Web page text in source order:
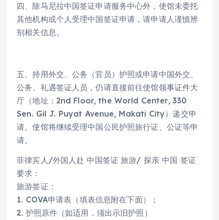
四、除马尼拉中国签证申请服务中心外，使馆未委托
其他机构或个人受理中国签证申请，请申请人谨慎辨
别相关信息。
五、持用外交、公务（官员）护照或申请中国外交、
公务、礼遇签证人员，仍请直接前往使馆领事证件大
厅（地址：2nd Floor, the World Center, 330
Sen. Gil J. Puyat Avenue, Makati City）递交申
请。使馆将继续受理中国公民护照旅行证、公证等申
请。
菲律宾人/外国人赴 中国签证 旅游/ 探亲 中国 签证
要求：
旅游签证：
1. COVA申请表（填表信息附在下面）；
2. 护照原件（如适用，须出示旧护照）